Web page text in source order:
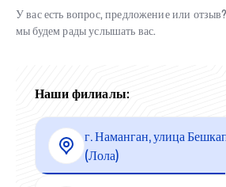
У вас есть вопрос, предложение или
мы будем рады услышать вас.
Наши филиалы:
г. Наманган, улица
(Лола)